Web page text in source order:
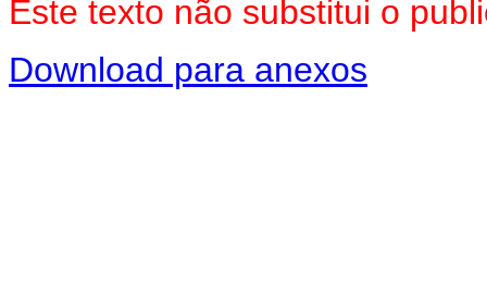
Este texto não substitui o
Download para anexos